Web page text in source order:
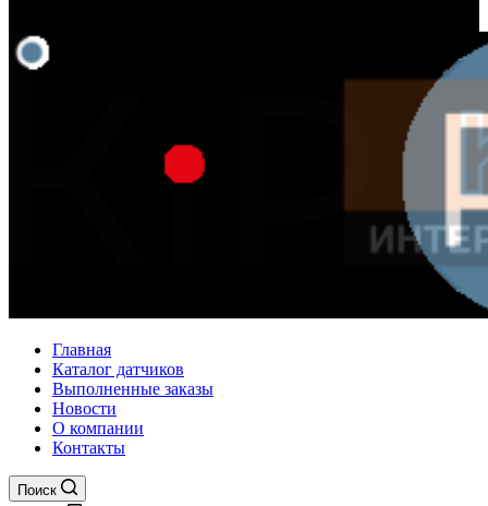
Главная
Каталог датчиков
Выполненные заказы
Новости
О компании
Контакты
Поиск